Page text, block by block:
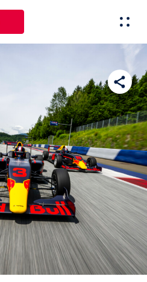
Seiten
Alle anzeigen
Alle anzeigen